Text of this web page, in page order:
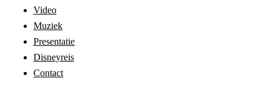
Video
Muziek
Presentatie
Disneyreis
Contact